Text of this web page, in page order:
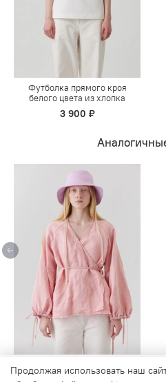
Футболка прямого кроя
белого цвета из хлопка
3 900 ₽
джинсы
обработку файлов cookie,
Продолжая использовать наш